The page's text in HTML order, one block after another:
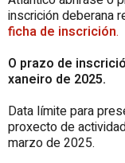
inscrición deberana
ficha de inscrición.
O prazo de
xaneiro de 2025.
Data límite para
proxecto de
marzo de 2025.